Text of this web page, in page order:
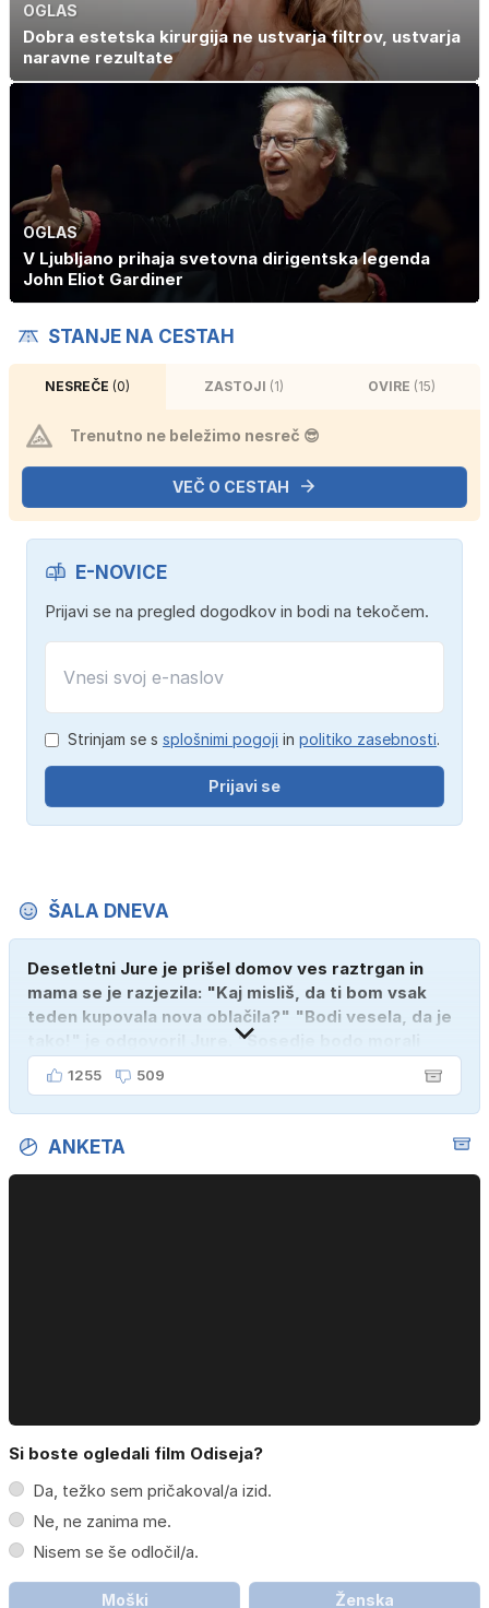
OGLAS
Dobra estetska kirurgija ne ustvarja filtrov, ustvarja
naravne rezultate
OGLAS
V Ljubljano prihaja svetovna dirigentska legenda
John Eliot Gardiner
STANJE NA CESTAH
NESREČE (0) ZASTOJI (1) OVIRE (15)
Trenutno ne beležimo nesreč 😎
VEČ O CESTAH
E-NOVICE
Prijavi se na pregled dogodkov in bodi na tekočem.
Strinjam se s splošnimi pogoji in politiko zasebnosti.
Prijavi se
ŠALA DNEVA
Desetletni Jure je prišel domov ves raztrgan in
mama se je razjezila: "Kaj misliš, da ti bom vsak
teden kupovala nova oblačila?" "Bodi vesela, da je
tako!" je odgovoril Jure. "Sosedje bodo morali
kupiti novega sina, tako sem ga prebutal!"
1255 509
ANKETA
Si boste ogledali film Odiseja?
Da, težko sem pričakoval/a izid.
Ne, ne zanima me.
Nisem se še odločil/a.
Moški Ženska